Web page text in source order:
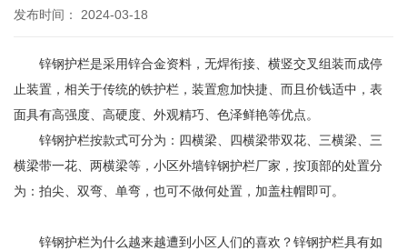
发布时间： 2024-03-18
锌钢护栏是采用锌合金资料，无焊衔接、横竖交叉组装而成停
止装置，相关于传统的铁护栏，装置愈加快捷、而且价钱适中，表
面具有高强度、高硬度、外观精巧、色泽鲜艳等优点。
锌钢护栏按款式可分为：四横梁、四横梁带双花、三横梁、三
横梁带一花、两横梁等，小区外墙锌钢护栏厂家，按顶部的处置分
为：拍尖、双弯、单弯，也可不做何处置，加盖柱帽即可。
锌钢护栏为什么越来越遭到小区人们的喜欢？锌钢护栏具有如